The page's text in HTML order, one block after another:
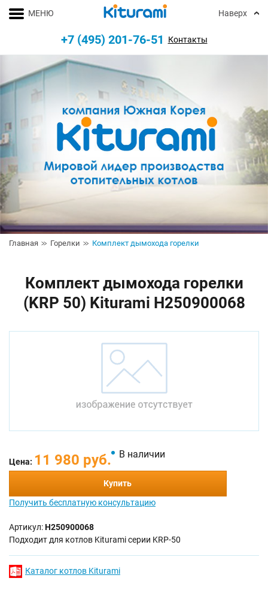
Главная Горелки Комплект дымохода горелки
Комплект дымохода горелки
(KRP 50) Kiturami H250900068
Цена: 11 980 руб. В наличии
Купить
Получить бесплатную консультацию
Артикул:H250900068
Подходит для котлов Kiturami серии KRP-50
Каталог котлов Kiturami
МЕНЮ Наверх
+7 (495) 201-76-51 Контакты